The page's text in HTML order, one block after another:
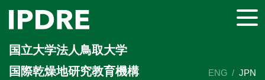
国立大学法人鳥取大学
国際乾燥地研究教育機構
ENG JPN